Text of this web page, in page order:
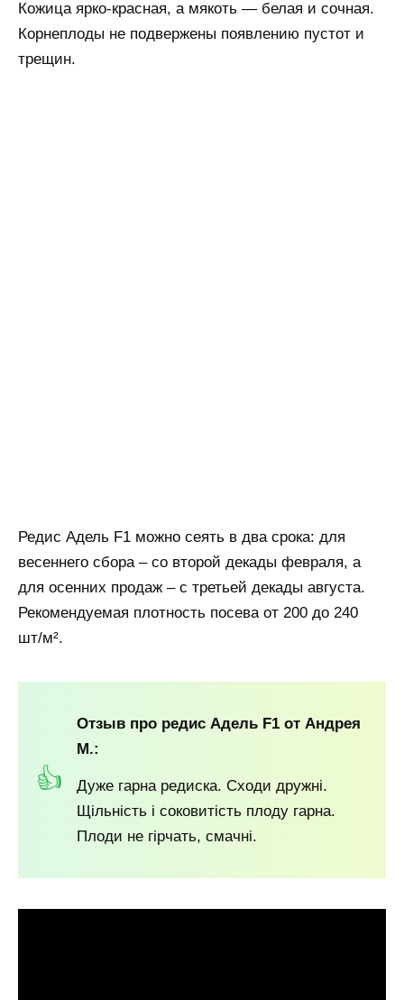
Кожица ярко-красная, а мякоть — белая и сочная.
Корнеплоды не подвержены появлению пустот и
трещин.
Редис Адель F1 можно сеять в два срока: для
весеннего сбора – со второй декады февраля, а
для осенних продаж – с третьей декады августа.
Рекомендуемая плотность посева от 200 до 240
шт/м².
Отзыв про редис Адель F1 от Андрея
М.:
Дуже гарна редиска. Сходи дружні.
Щільність і соковитість плоду гарна.
Плоди не гірчать, смачні.